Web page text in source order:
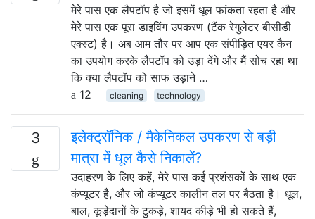
मेरे पास एक लैपटॉप है जो इसमें धूल फांकता रहता है और
मेरे पास एक पूरा डाइविंग उपकरण (टैंक रेगुलेटर बीसीडी
एक्स्ट) है। अब आम तौर पर आप एक संपीड़ित एयर कैन
का उपयोग करके लैपटॉप को उड़ा देंगे और मैं सोच रहा था
कि क्या लैपटॉप को साफ उड़ाने …
12
cleaning technology
3
इलेक्ट्रॉनिक / मैकेनिकल उपकरण से बड़ी
मात्रा में धूल कैसे निकालें?
उदाहरण के लिए कहें, मेरे पास कई प्रशंसकों के साथ एक
कंप्यूटर है, और जो कंप्यूटर कालीन तल पर बैठता है। धूल,
बाल, कूड़ेदानों के टुकड़े, शायद कीड़े भी हो सकते हैं,